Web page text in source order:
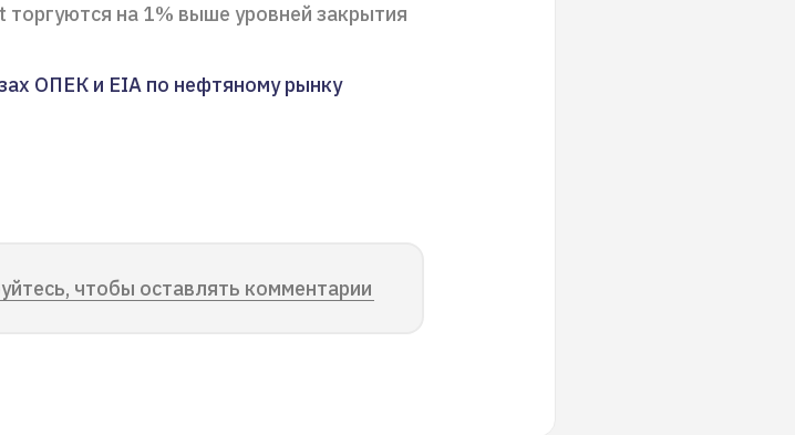
на 1% выше уровней закрытия
ОПЕК и EIA по нефтяному рынку
чтобы оставлять комментарии